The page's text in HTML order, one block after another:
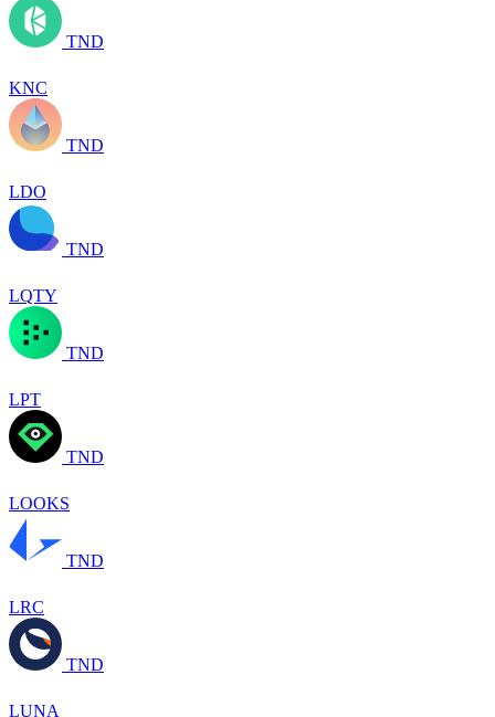
TND
KNC
TND
LDO
TND
LQTY
TND
LPT
TND
LOOKS
TND
LRC
TND
LUNA